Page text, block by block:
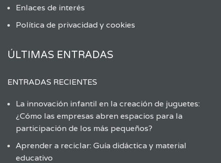
Enlaces de interés
Política de privacidad y cookies
ÚLTIMAS ENTRADAS
ENTRADAS RECIENTES
La innovación infantil en la creación de juguetes:
¿Cómo las empresas abren espacios para la
participación de los más pequeños?
Aprender a reciclar: Guía didáctica y material
educativo